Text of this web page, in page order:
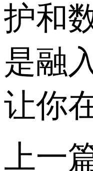
护和
是融
让你
上一